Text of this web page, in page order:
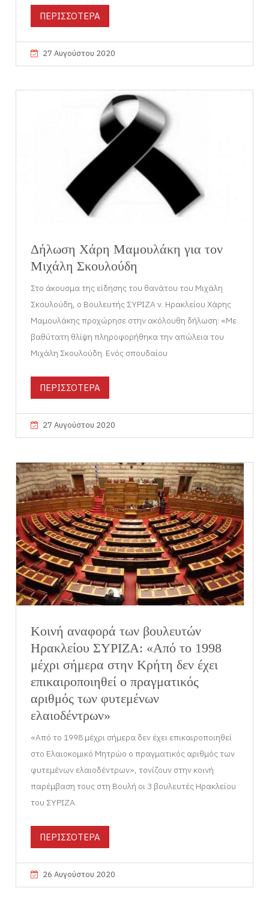
ΠΕΡΙΣΣΟΤΕΡΑ
27 Αυγούστου 2020
Δήλωση Χάρη Μαμουλάκη για τον
Μιχάλη Σκουλούδη
Στο άκουσμα της είδησης του θανάτου του Μιχάλη
Σκουλούδη, ο Βουλευτής ΣΥΡΙΖΑ ν. Ηρακλείου Χάρης
Μαμουλάκης προχώρησε στην ακόλουθη δήλωση: «Με
βαθύτατη θλίψη πληροφορήθηκα την απώλεια του
Μιχάλη Σκουλούδη. Ενός σπουδαίου
ΠΕΡΙΣΣΟΤΕΡΑ
27 Αυγούστου 2020
Κοινή αναφορά των βουλευτών
Ηρακλείου ΣΥΡΙΖΑ: «Από το 1998
μέχρι σήμερα στην Κρήτη δεν έχει
επικαιροποιηθεί ο πραγματικός
αριθμός των φυτεμένων
ελαιοδέντρων»
«Από το 1998 μέχρι σήμερα δεν έχει επικαιροποιηθεί
στο Ελαιοκομικό Μητρώο ο πραγματικός αριθμός των
φυτεμένων ελαιοδέντρων», τονίζουν στην κοινή
παρέμβαση τους στη Βουλή οι 3 βουλευτές Ηρακλείου
του ΣΥΡΙΖΑ.
ΠΕΡΙΣΣΟΤΕΡΑ
26 Αυγούστου 2020